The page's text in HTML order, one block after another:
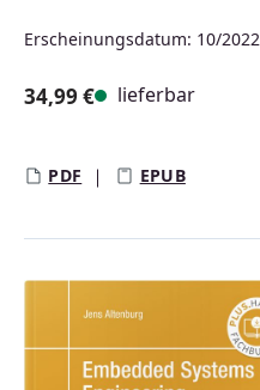
Erscheinungsdatum: 10/2022
34,99 € lieferbar
PDF EPUB